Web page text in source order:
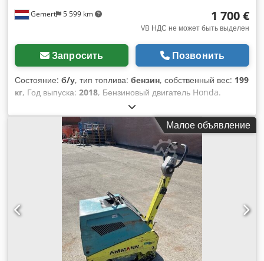
Gemert 5 599 km 1 700 €
VB НДС не может быть выделен
Запросить Позвонить
Состояние: б/у, тип топлива: бензин, собственный вес: 199
кг, Год выпуска: 2018, Бензиновый двигатель Honda.
Ручной запуск. Вес: 199 кг. Ударная сила: 30 кН. Ширина
плиты: 50 см. Dcedpfx Aoxw H Hvskhok Движение вперед/
назад. Цена: 1700 евро, без НДС. В наличии несколько
Малое объявление